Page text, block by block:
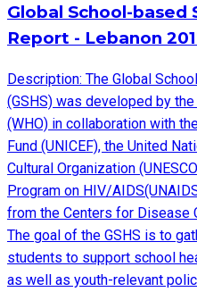
Global School-
Report - Lebanon
Description: The Global
(GSHS) was developed by
(WHO) in collaboration with
Fund (UNICEF), the United
Cultural Organization
Program on HIV/
from the Centers for Disease
The goal of the GSHS is to
students to support school
as well as youth-relevant